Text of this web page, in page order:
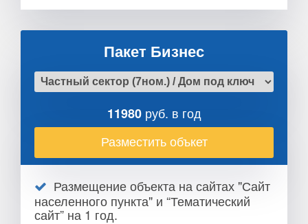
Пакет Бизнес
11980руб. в год
Разместить объкет
Размещение объекта на сайтах "Сайт
населенного пункта" и “Тематический
сайт” на 1 год.